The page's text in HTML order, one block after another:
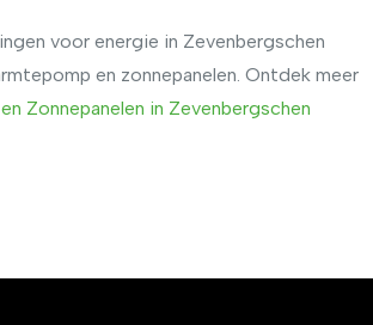
voor energie in Zevenbergschen
en zonnepanelen. Ontdek meer
en Zonnepanelen in Zevenbergschen